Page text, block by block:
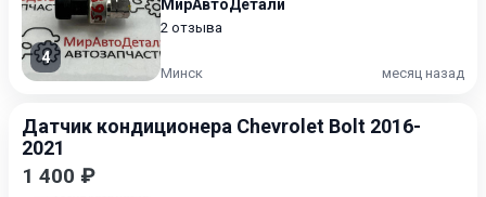
4
МирАвтоДетали
2 отзыва
Минск месяц назад
Датчик кондиционера Chevrolet Bolt 2016-
2021
1 400 ₽